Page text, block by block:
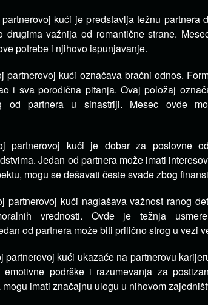
kući je predstavlja težnu partnera
drugima važnija od romantične strane.
potrebe i njihovo ispunjavanje.
partnerovoj kući označava bračni odnos.
i sva porodična pitanja. Ovaj položaj
od partnera u sinastriji. Mesec ovde
partnerovoj kući je dobar za poslovne
Jedan od partnera može imati
mogu se dešavati česte svađe zbog
partnerovoj kući naglašava važnost ranog
vrednosti. Ovde je težnja
od partnera može biti prilično strog u vezi
partnerovoj kući ukazaće na partnerovu
podrške i razumevanja za
imati značajnu ulogu u nihovom